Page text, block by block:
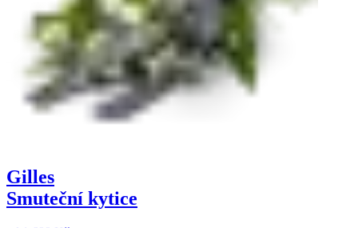
Gilles
Smuteční kytice